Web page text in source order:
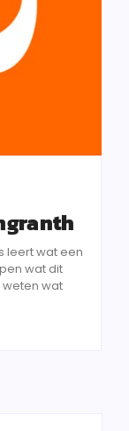
leert wat een
wat dit
weten wat